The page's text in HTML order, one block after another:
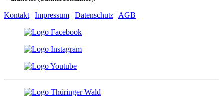
Kontakt | Impressum | Datenschutz | AGB